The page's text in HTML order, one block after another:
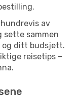
av
sette sammen
og ditt budsjett.
reisetips –